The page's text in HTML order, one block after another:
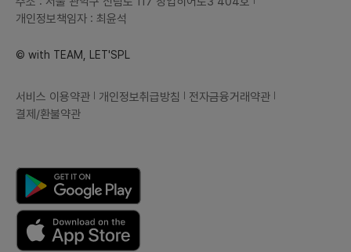
개인정보책임자 : 최윤석
© with TEAM, LET'SPL
서비스 이용약관 개인정보취급방침
전자금융거래약관
결제/환불약관